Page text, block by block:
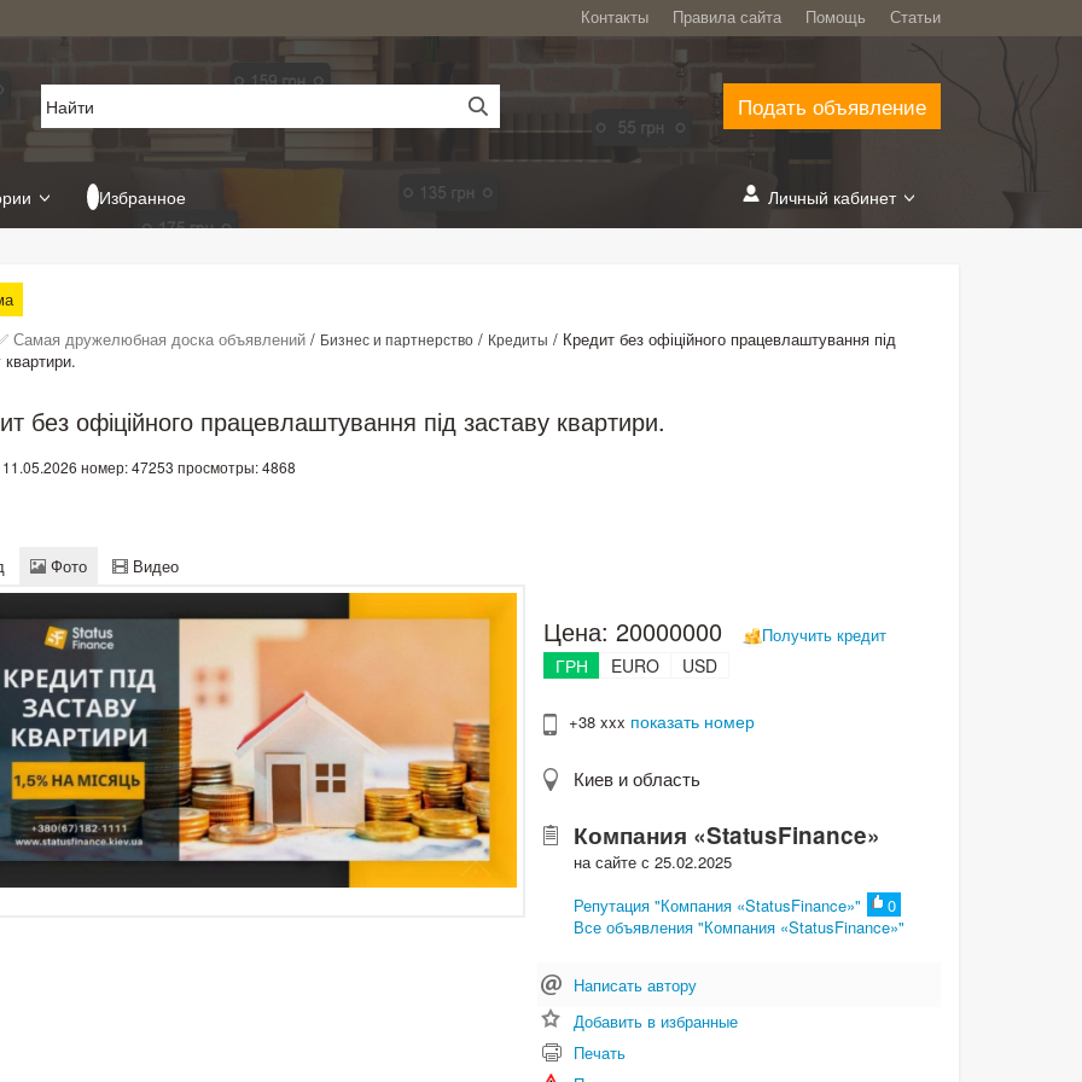
Контакты Правила сайта Помощь Статьи
Подать объявление
Избранное Личный кабинет
Самая дружелюбная доска объявлений / Бизнес и партнерство / Кредиты / Кредит без офіційного працевлаштування під
квартири.
без офіційного працевлаштування під заставу квартири.
номер: 47253 просмотры: 4868
Фото Видео
Цена:20000000 Получить кредит
ГРН EURO USD
+38 xxx показать номер
Киев и область
Компания «StatusFinance»
на сайте с 25.02.2025
Репутация "Компания «StatusFinance»"
0
Все объявления "Компания «StatusFinance»"
Написать автору
Добавить в избранные
Печать